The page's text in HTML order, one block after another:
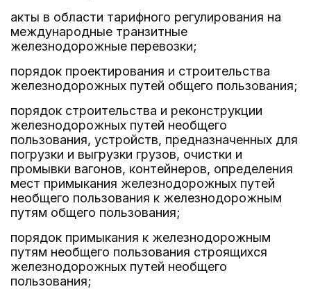
акты в области тарифного регулирования на
международные транзитные
железнодорожные перевозки;
порядок проектирования и строительства
железнодорожных путей общего пользования;
порядок строительства и реконструкции
железнодорожных путей необщего
пользования, устройств, предназначенных для
погрузки и выгрузки грузов, очистки и
промывки вагонов, контейнеров, определения
мест примыкания железнодорожных путей
необщего пользования к железнодорожным
путям общего пользования;
порядок примыкания к железнодорожным
путям необщего пользования строящихся
железнодорожных путей необщего
пользования;